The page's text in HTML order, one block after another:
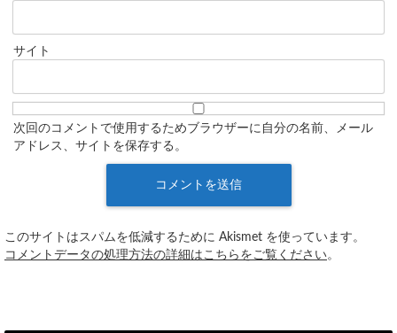
サイト
次回のコメントで使用するためブラウザーに自分の名前、メール
アドレス、サイトを保存する。
このサイトはスパムを低減するために Akismet を使っています。
コメントデータの処理方法の詳細はこちらをご覧ください。